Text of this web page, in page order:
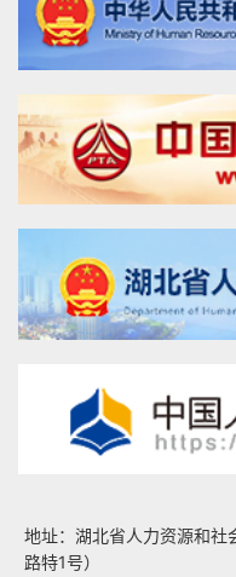
地址：湖北省人力资源和社
路特1号）